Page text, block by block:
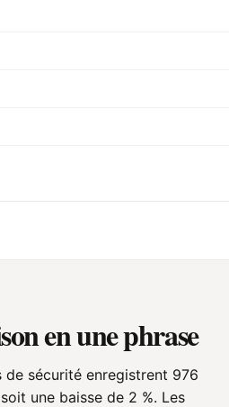
en une phrase
de sécurité enregistrent 976
une baisse de 2 %. Les